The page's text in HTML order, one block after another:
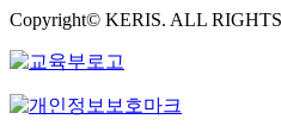
Copyright© KERIS. ALL